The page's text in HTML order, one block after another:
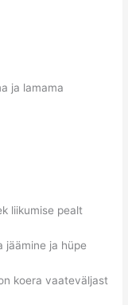
ja lamama
liikumise pealt
jäämine ja hüpe
koera vaateväljast